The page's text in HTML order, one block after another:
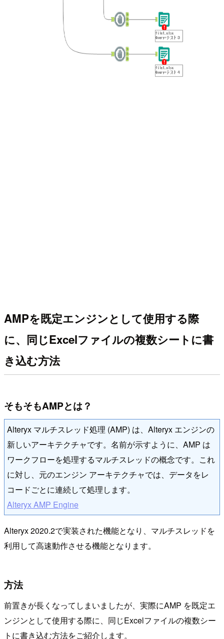
AMPを既定エンジンとして使用する際
に、同じExcelファイルの複数シートに書
き込む方法
そもそもAMPとは？
Alteryx マルチスレッド処理 (AMP) は、Alteryx エンジンの
新しいアーキテクチャです。名前が示すように、AMP は
ワークフローを処理するマルチスレッドの概念です。これ
に対し、元のエンジン アーキテクチャでは、データをレ
コードごとに連続して処理します。
Alteryx AMP Engine
Alteryx 2020.2で実装された機能となり、マルチスレッドを
利用して高速動作させる機能となります。
方法
前置きが長くなってしまいましたが、実際にAMP を既定エ
ンジンとして使用する際に、同じExcelファイルの複数シー
トに書き込む方法をご紹介します。